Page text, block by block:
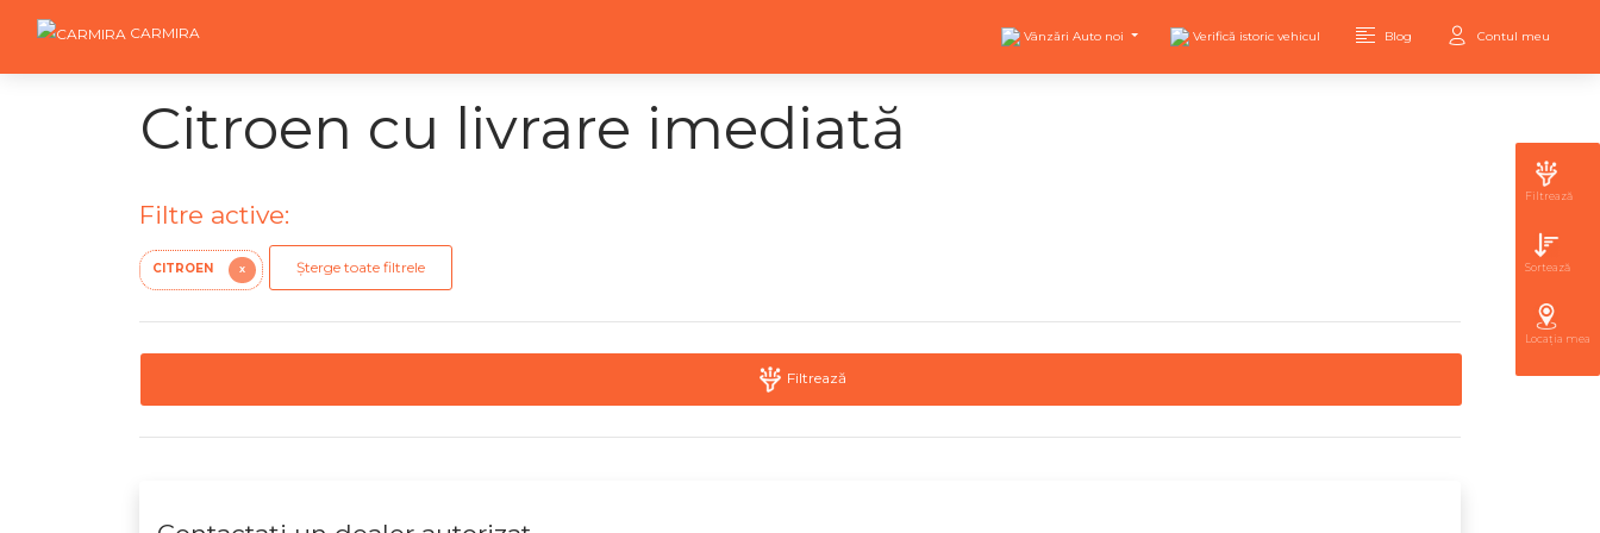
CARMIRA Vânzări Auto noi Verifică istoric vehicul Blog Contul meu
Citroen cu livrare imediată
Filtre active:
CITROEN X Șterge toate filtrele
Filtrează
Filtrează
Sortează
Locația mea